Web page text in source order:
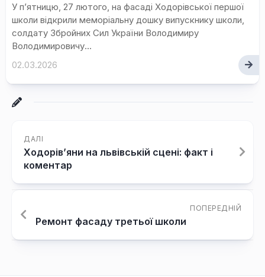
У п’ятницю, 27 лютого, на фасаді Ходорівської першої
школи відкрили меморіальну дошку випускнику школи,
солдату Збройних Сил України Володимиру
Володимировичу...
02.03.2026
ДАЛІ
Ходорів’яни на львівській сцені: факт і
коментар
ПОПЕРЕДНІЙ
Ремонт фасаду третьої школи